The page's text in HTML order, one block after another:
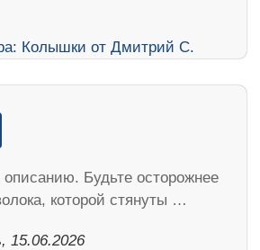
описанию. Будьте осторожнее
которой стянуты …
15.06.2026